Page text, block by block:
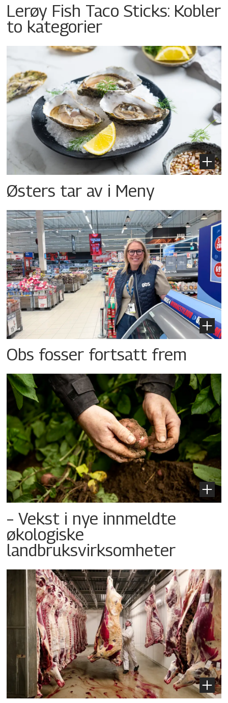
Lerøy Fish Taco Sticks: Kobler
to kategorier
Østers tar av i Meny
Obs fosser fortsatt frem
– Vekst i nye innmeldte
økologiske
landbruksvirksomheter